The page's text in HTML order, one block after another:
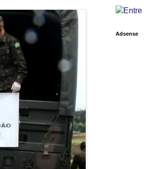
Adsense